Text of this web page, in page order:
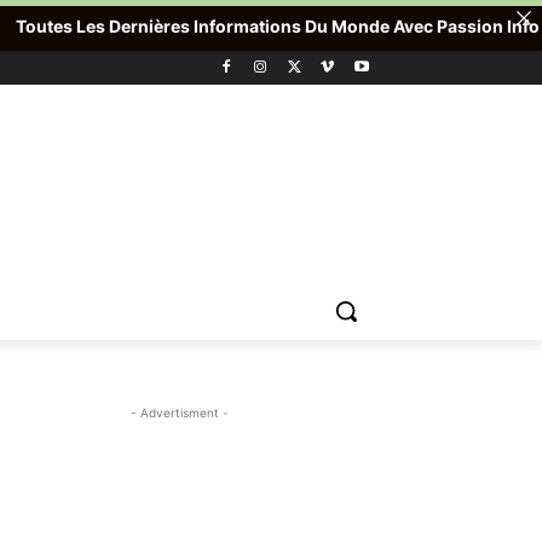
- Advertisment -
Les Dernières Informations Du Monde Avec Passion Info